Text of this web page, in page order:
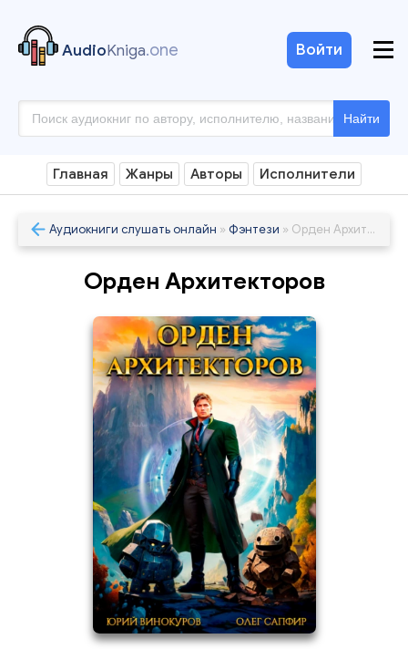
AudioKniga.one
Найти
Войти
Главная Жанры Авторы Исполнители
Аудиокниги слушать онлайн » Фэнтези » Орден Архитекторов
Орден Архитекторов